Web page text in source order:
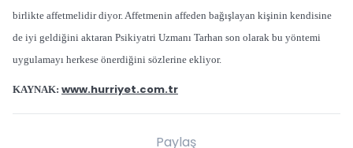
birlikte affetmelidir diyor. Affetmenin affeden bağışlayan kişinin kendisine
de iyi geldiğini aktaran Psikiyatri Uzmanı Tarhan son olarak bu yöntemi
uygulamayı herkese önerdiğini sözlerine ekliyor.
KAYNAK: www.hurriyet.com.tr
Paylaş